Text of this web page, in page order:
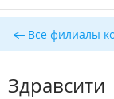
Все филиалы
Здравсити